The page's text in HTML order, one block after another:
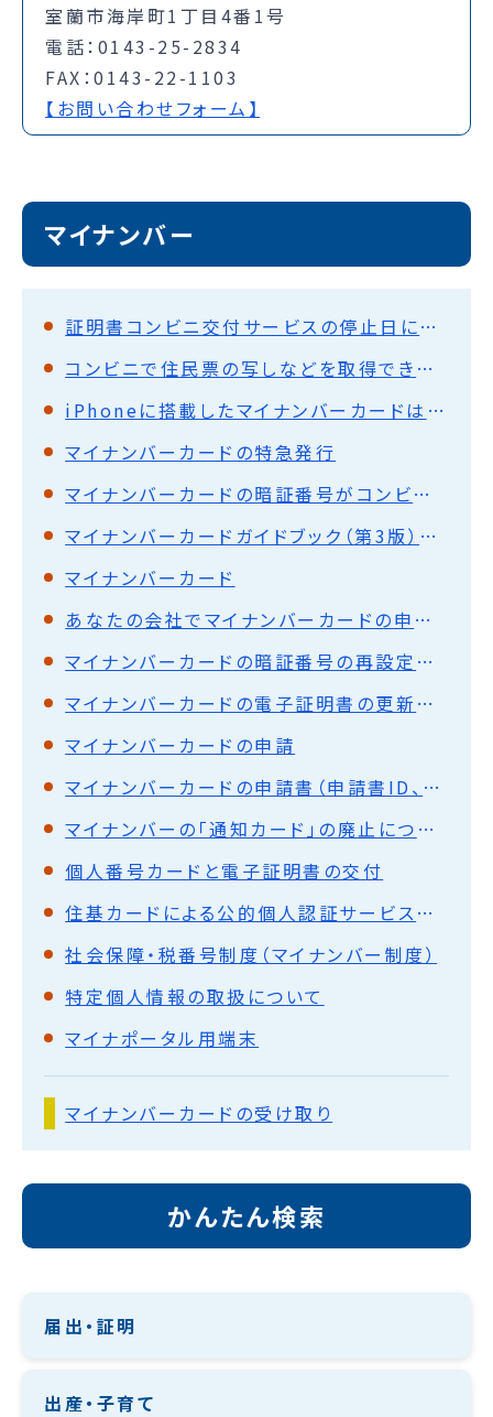
室蘭市海岸町1丁目4番1号
電話：0143-25-2834
FAX：0143-22-1103
【お問い合わせフォーム】
マイナンバー
証明書コンビニ交付サービスの停止日について
コンビニで住民票の写しなどを取得できます。
iPhoneに搭載したマイナンバーカードは窓口での本人確認に使用できません
マイナンバーカードの特急発行
マイナンバーカードの暗証番号がコンビニ等で初期化・再設定できます
マイナンバーカードガイドブック（第3版）を作成しました
マイナンバーカード
あなたの会社でマイナンバーカードの申請ができます
マイナンバーカードの暗証番号の再設定等について
マイナンバーカードの電子証明書の更新について
マイナンバーカードの申請
マイナンバーカードの申請書（申請書ID、QRコード付き）をご自宅に送付できます！
マイナンバーの「通知カード」の廃止について
個人番号カードと電子証明書の交付
住基カードによる公的個人認証サービスは終了しました
社会保障・税番号制度（マイナンバー制度）
特定個人情報の取扱について
マイナポータル用端末
マイナンバーカードの受け取り
かんたん検索
届出・証明
出産・子育て